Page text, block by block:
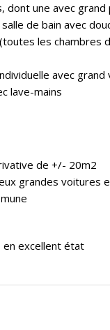
dont une avec grand
de bain avec
les chambres
avec grand
lave-mains
de +/- 20m2
grandes voitures
excellent état